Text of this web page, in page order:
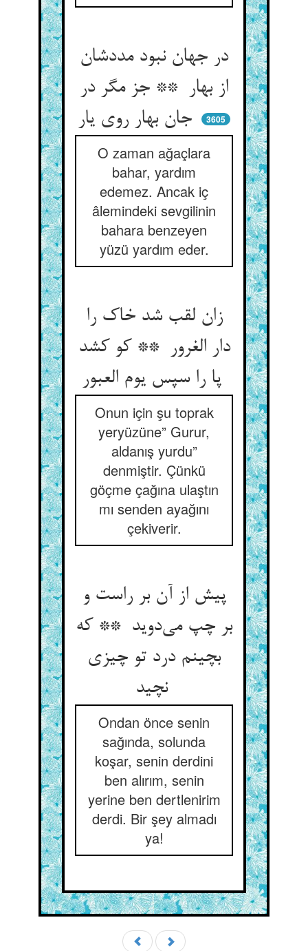
در جهان نبود مددشان
از بهار ** جز مگر در
3605
O zaman ağaçlara
bahar, yardım
edemez. Ancak iç
âlemindeki sevgilinin
bahara benzeyen
yüzü yardım eder.
زان لقب شد خاک را
دار الغرور ** کو کشد
پا را سپس یوم العبور
Onun için şu toprak
yeryüzüne” Gurur,
aldanış yurdu”
denmiştir. Çünkü
göçme çağına ulaştın
mı senden ayağını
çekiverir.
پیش از آن بر راست و
بر چپ می‌دوید ** که
بچینم درد تو چیزی
نچید
Ondan önce senin
sağında, solunda
koşar, senin derdini
ben alırım, senin
yerine ben dertlenirim
derdi. Bir şey almadı
ya!